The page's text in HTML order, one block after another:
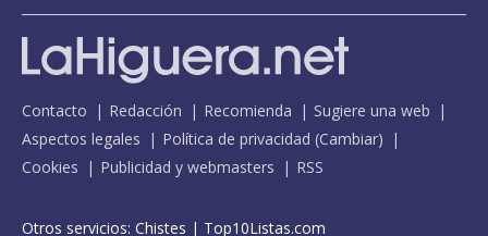
Contacto Redacción Recomienda
Sugiere una web
Aspectos legales
Política de privacidad (Cambiar)
Cookies
Publicidad y webmasters RSS
Otros servicios: Chistes | Top10Listas.com